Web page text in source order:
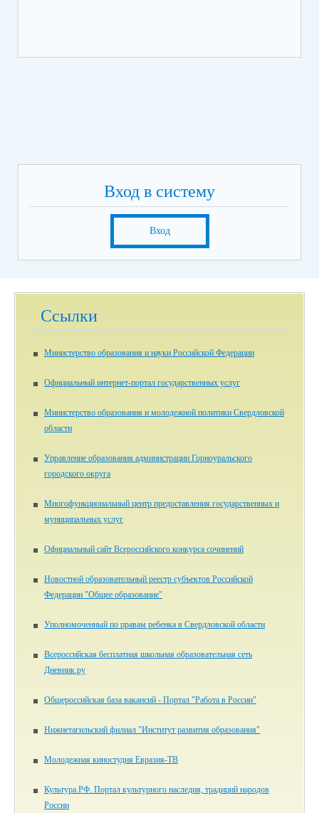
Вход в систему
Вход
Ссылки
Министерство образования и науки Российской Федерации
Официальный интернет-портал государственных услуг
Министерство образования и молодежной политики Свердловской
области
Управление образования администрации Горноуральского
городского округа
Многофункциональный центр предоставления государственных и
муниципальных услуг
Официальный сайт Всероссийского конкурса сочинений
Новостной образовательный реестр субъектов Российской
Федерации "Общее образование"
Уполномоченный по правам ребенка в Свердловской области
Всероссийская бесплатная школьная образовательная сеть
Дневник.ру
Общероссийская база вакансий - Портал "Работа в России"
Нижнетагильский филиал "Институт развития образования"
Молодежная киностудия Евразия-ТВ
Культура.РФ. Портал культурного наследия, традиций народов
России